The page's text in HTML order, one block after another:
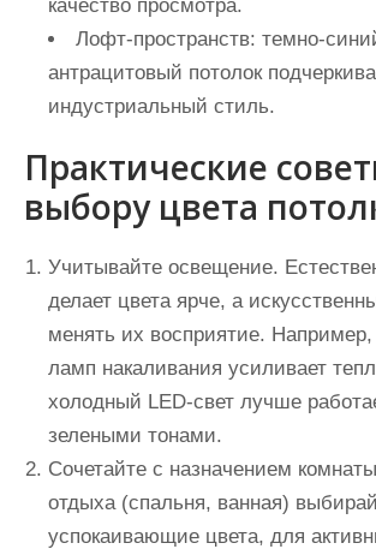
качество просмотра.
Лофт-пространств: темно-
антрацитовый потолок
индустриальный стиль.
Практические
выбору цвета
Учитывайте освещение.
делает цвета ярче, а
менять их восприятие.
ламп накаливания усиливает
холодный LED-свет лучше
зелеными тонами.
Сочетайте с назначением комнаты
отдыха (спальня, ванная)
успокаивающие цвета, для